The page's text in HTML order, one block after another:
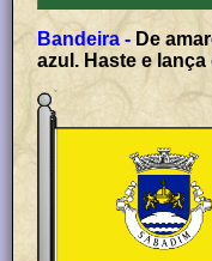
Bandeira - De
azul. Haste e